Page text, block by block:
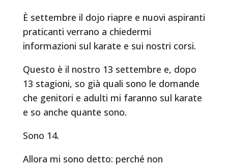
È settembre il dojo riapre e nuovi aspiranti
praticanti verrano a chiedermi
informazioni sul karate e sui nostri corsi.
Questo è il nostro 13 settembre e, dopo
13 stagioni, so già quali sono le domande
che genitori e adulti mi faranno sul karate
e so anche quante sono.
Sono 14.
Allora mi sono detto: perché non